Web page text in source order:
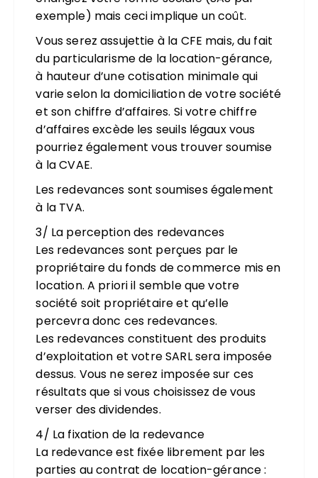
exemple) mais ceci implique un coût.
Vous serez assujettie à la CFE mais, du fait
du particularisme de la location-gérance,
à hauteur d’une cotisation minimale qui
varie selon la domiciliation de votre société
et son chiffre d’affaires. Si votre chiffre
d’affaires excède les seuils légaux vous
pourriez également vous trouver soumise
à la CVAE.
Les redevances sont soumises également
à la TVA.
3/ La perception des redevances
Les redevances sont perçues par le
propriétaire du fonds de commerce mis en
location. A priori il semble que votre
société soit propriétaire et qu’elle
percevra donc ces redevances.
Les redevances constituent des produits
d’exploitation et votre SARL sera imposée
dessus. Vous ne serez imposée sur ces
résultats que si vous choisissez de vous
verser des dividendes.
4/ La fixation de la redevance
La redevance est fixée librement par les
parties au contrat de location-gérance :